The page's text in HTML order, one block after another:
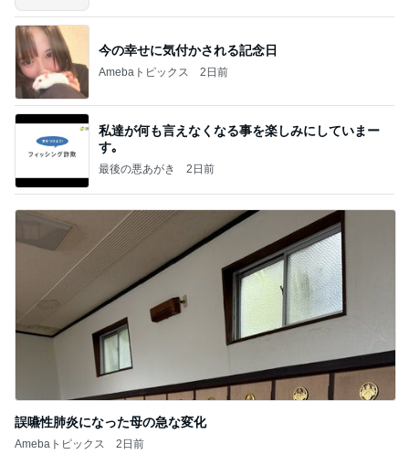
今の幸せに気付かされる記念日
Amebaトピックス 2日前
私達が何も言えなくなる事を楽しみにしていまー
す｡
最後の悪あがき 2日前
誤嚥性肺炎になった母の急な変化
Amebaトピックス 2日前